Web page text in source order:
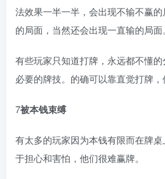
法效果一半一半，会出现不输不赢
的局面，当然还会出现一直输的局面。
有些玩家只知道打牌，永远都不懂
必要的牌技。的确可以靠直觉打牌，
7被本钱束缚
有太多的玩家因为本钱有限而在牌
于担心和害怕，他们很难赢牌。